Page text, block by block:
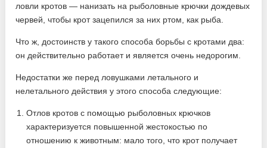
ловли кротов — нанизать на рыболовные крючки дождевых
червей, чтобы крот зацепился за них ртом, как рыба.
Что ж, достоинств у такого способа борьбы с кротами два:
он действительно работает и является очень недорогим.
Недостатки же перед ловушками летального и
нелетального действия у этого способа следующие:
Отлов кротов с помощью рыболовных крючков
характеризуется повышенной жестокостью по
отношению к животным: мало того, что крот получает